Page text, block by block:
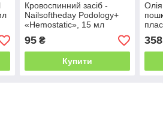
Кровоспинний засіб -
Nailsoftheday Podology+
«Hemostatic», 15 мл
95₴
Купити
30
358